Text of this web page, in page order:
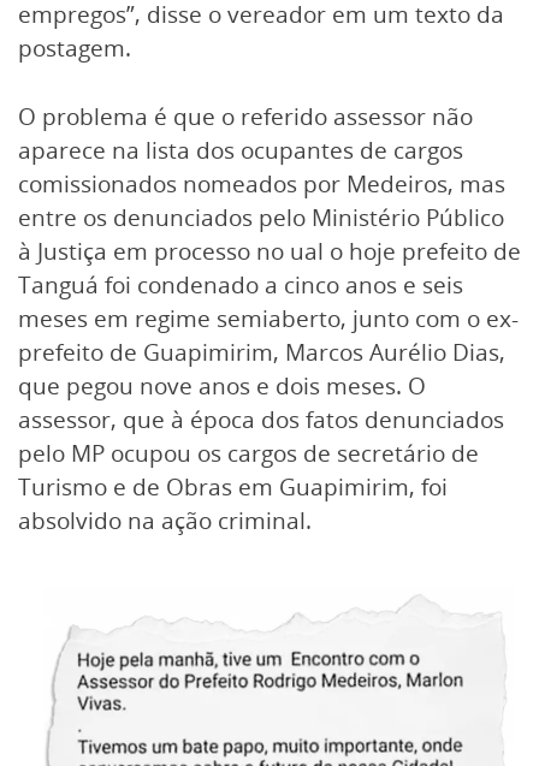
empregos”, disse o vereador em um texto da
postagem.
O problema é que o referido assessor não
aparece na lista dos ocupantes de cargos
comissionados nomeados por Medeiros, mas
entre os denunciados pelo Ministério Público
à Justiça em processo no ual o hoje prefeito de
Tanguá foi condenado a cinco anos e seis
meses em regime semiaberto, junto com o ex-
prefeito de Guapimirim, Marcos Aurélio Dias,
que pegou nove anos e dois meses. O
assessor, que à época dos fatos denunciados
pelo MP ocupou os cargos de secretário de
Turismo e de Obras em Guapimirim, foi
absolvido na ação criminal.